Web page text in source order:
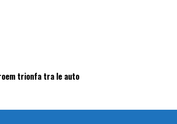
trionfa tra le auto